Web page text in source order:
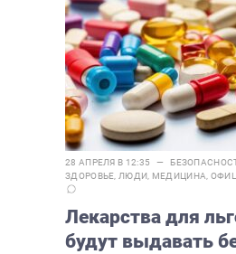
28 АПРЕЛЯ В 12:35 —
ЗДОРОВЬЕ ЛЮДИ МЕДИЦИНА
Лекарства для
будут выдавать